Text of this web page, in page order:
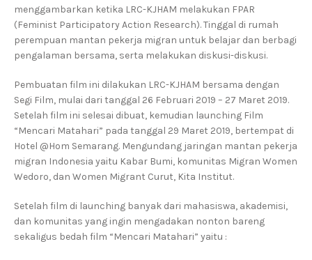
menggambarkan ketika LRC-KJHAM melakukan FPAR
(Feminist Participatory Action Research). Tinggal di rumah
perempuan mantan pekerja migran untuk belajar dan berbagi
pengalaman bersama, serta melakukan diskusi-diskusi.
Pembuatan film ini dilakukan LRC-KJHAM bersama dengan
Segi Film, mulai dari tanggal 26 Februari 2019 – 27 Maret 2019.
Setelah film ini selesai dibuat, kemudian launching Film
“Mencari Matahari” pada tanggal 29 Maret 2019, bertempat di
Hotel @Hom Semarang. Mengundang jaringan mantan pekerja
migran Indonesia yaitu Kabar Bumi, komunitas Migran Women
Wedoro, dan Women Migrant Curut, Kita Institut.
Setelah film di launching banyak dari mahasiswa, akademisi,
dan komunitas yang ingin mengadakan nonton bareng
sekaligus bedah film “Mencari Matahari” yaitu :